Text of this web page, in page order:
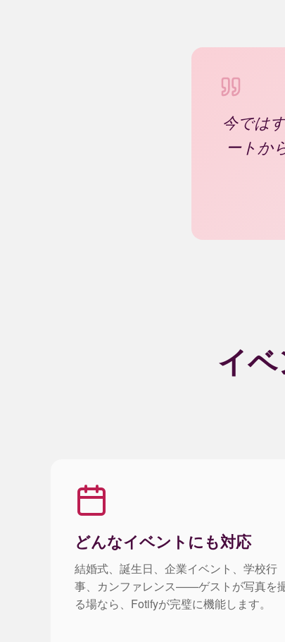
今では
ートか
イ
どんなイベントにも対応
結婚式、誕生日、企業イベント、学校行
事、カンファレンス——ゲストが写真を
る場なら、Fotifyが完璧に機能します。